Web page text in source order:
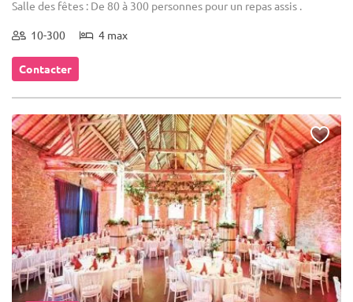
Salle des fêtes : De 80 à 300 personnes pour un repas assis .
10-300 4 max
Contacter